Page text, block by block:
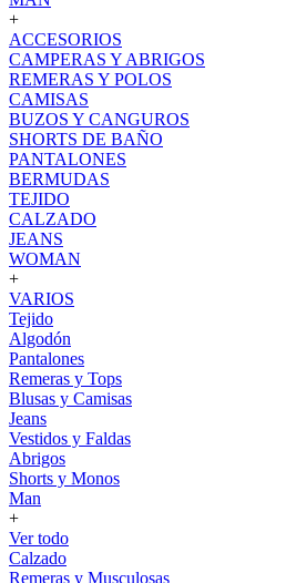
+
ACCESORIOS
CAMPERAS Y ABRIGOS
REMERAS Y POLOS
CAMISAS
BUZOS Y CANGUROS
SHORTS DE BAÑO
PANTALONES
BERMUDAS
TEJIDO
CALZADO
JEANS
WOMAN
+
VARIOS
Tejido
Algodón
Pantalones
Remeras y Tops
Blusas y Camisas
Jeans
Vestidos y Faldas
Abrigos
Shorts y Monos
Man
+
Ver todo
Calzado
Remeras y Musculosas